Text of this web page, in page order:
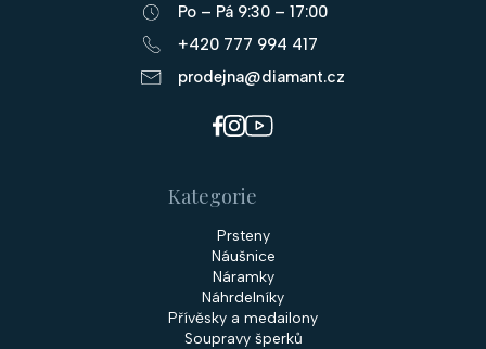
Po – Pá 9:30 – 17:00
+420 777 994 417
prodejna@diamant.cz
Kategorie
Prsteny
Náušnice
Náramky
Náhrdelníky
Přívěsky a medailony
Soupravy šperků